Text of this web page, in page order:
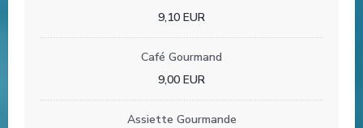
9,10 EUR
Café Gourmand
9,00 EUR
Assiette Gourmande